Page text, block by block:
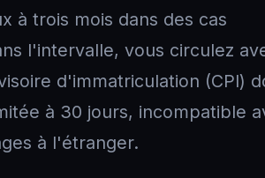
à trois mois dans des cas
l'intervalle, vous circulez
d'immatriculation (CPI)
à 30 jours, incompatible
à l'étranger.